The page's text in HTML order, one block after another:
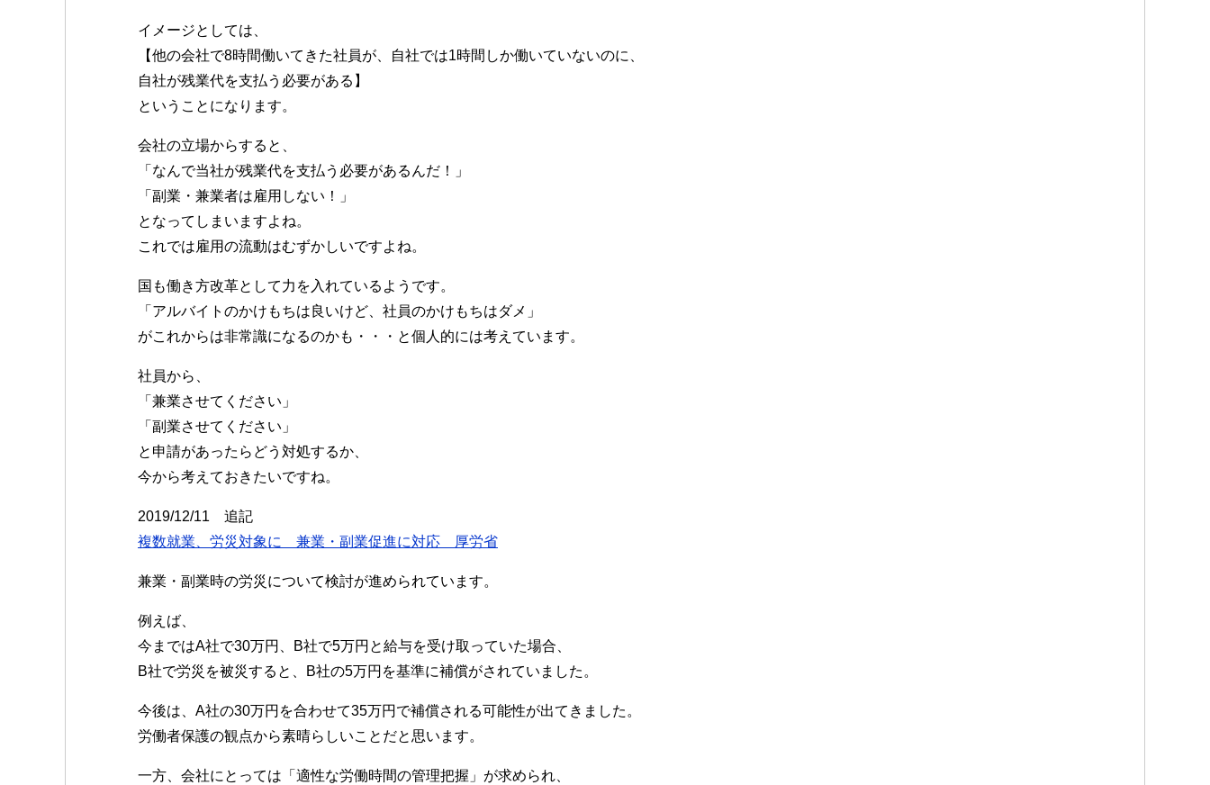
イメージとしては、
【他の会社で8時間働いてきた社員が、自社では1時間しか働いていないのに、
自社が残業代を支払う必要がある】
ということになります。
会社の立場からすると、
「なんで当社が残業代を支払う必要があるんだ！」
「副業・兼業者は雇用しない！」
となってしまいますよね。
これでは雇用の流動はむずかしいですよね。
国も働き方改革として力を入れているようです。
「アルバイトのかけもちは良いけど、社員のかけもちはダメ」
がこれからは非常識になるのかも・・・と個人的には考えています。
社員から、
「兼業させてください」
「副業させてください」
と申請があったらどう対処するか、
今から考えておきたいですね。
2019/12/11 追記
複数就業、労災対象に 兼業・副業促進に対応 厚労省
兼業・副業時の労災について検討が進められています。
例えば、
今まではA社で30万円、B社で5万円と給与を受け取っていた場合、
B社で労災を被災すると、B社の5万円を基準に補償がされていました。
今後は、A社の30万円を合わせて35万円で補償される可能性が出てきました。
労働者保護の観点から素晴らしいことだと思います。
一方、会社にとっては「適性な労働時間の管理把握」が求められ、